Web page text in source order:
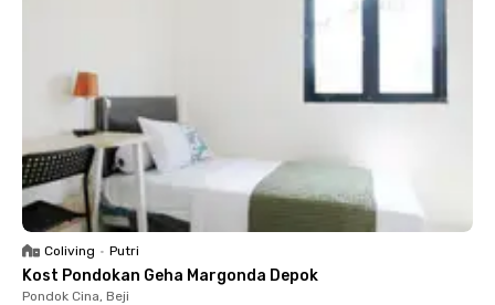
Coliving • Putri
Kost Pondokan Geha Margonda Depok
Pondok Cina, Beji